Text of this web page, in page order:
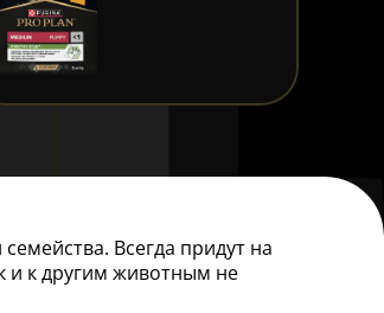
Всегда придут на
и к другим животным не